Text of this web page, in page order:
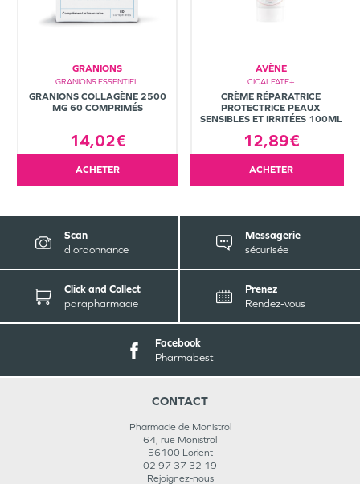
GRANIONS
GRANIONS ESSENTIEL
GRANIONS COLLAGÈNE 2500
MG 60 COMPRIMÉS
14,02€
ACHETER
AVÈNE
CICALFATE+
CRÈME RÉPARATRICE
PROTECTRICE PEAUX
SENSIBLES ET IRRITÉES 100ML
12,89€
ACHETER
Scan
d'ordonnance
Messagerie
sécurisée
Click and Collect
parapharmacie
Prenez
Rendez-vous
Facebook
Pharmabest
CONTACT
Pharmacie de Monistrol
64, rue Monistrol
56100 Lorient
02 97 37 32 19
Rejoignez-nous